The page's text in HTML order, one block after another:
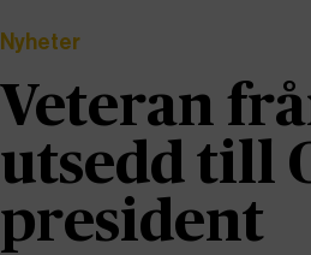
Nyheter
Veteran
utsedd till
president